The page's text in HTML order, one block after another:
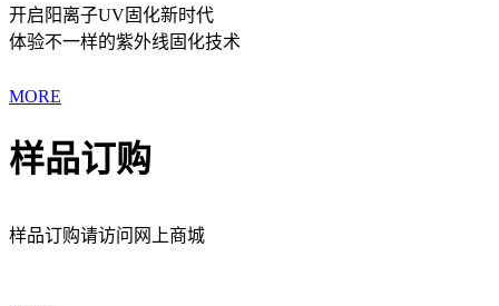
开启阳离子UV固化新时代
体验不一样的紫外线固化技术
MORE
样品订购
样品订购请访问网上商城